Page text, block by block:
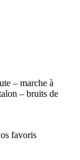
– marche à
– bruits de